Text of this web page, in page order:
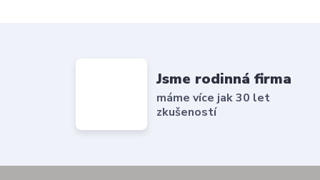
Jsme rodinná firma
máme více jak 30 let
zkušeností